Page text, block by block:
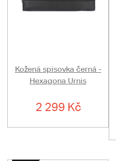
Kožená spisovka černá -
Hexagona Urnis
2 299 Kč